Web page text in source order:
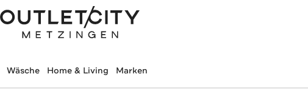
Wäsche Home & Living Marken